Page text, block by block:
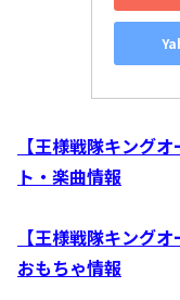
【王様戦隊キング
ト・楽曲情報
【王様戦隊キング
おもちゃ情報